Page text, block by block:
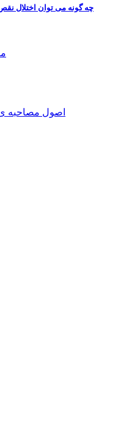
چه گونه می توان اختلال